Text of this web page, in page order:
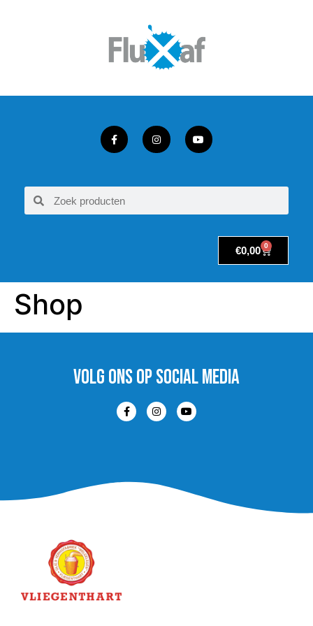
€0,00 0
Shop
VOLG ons op social media